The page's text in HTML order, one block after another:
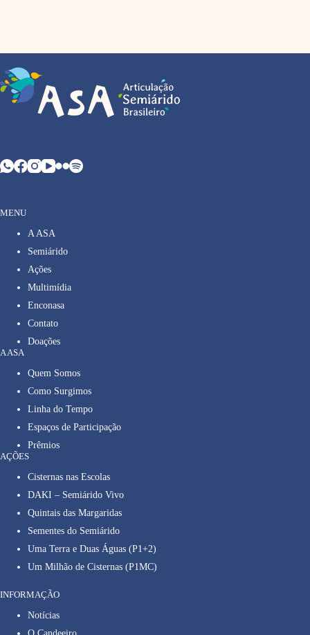
MENU
A ASA
Semiárido
Ações
Multimídia
Enconasa
Contato
Doações
A ASA
Quem Somos
Como Surgimos
Linha do Tempo
Espaços de Participação
Prêmios
AÇÕES
Cisternas nas Escolas
DAKI – Semiárido Vivo
Quintais das Margaridas
Sementes do Semiárido
Uma Terra e Duas Águas (P1+2)
Um Milhão de Cisternas (P1MC)
INFORMAÇÃO
Notícias